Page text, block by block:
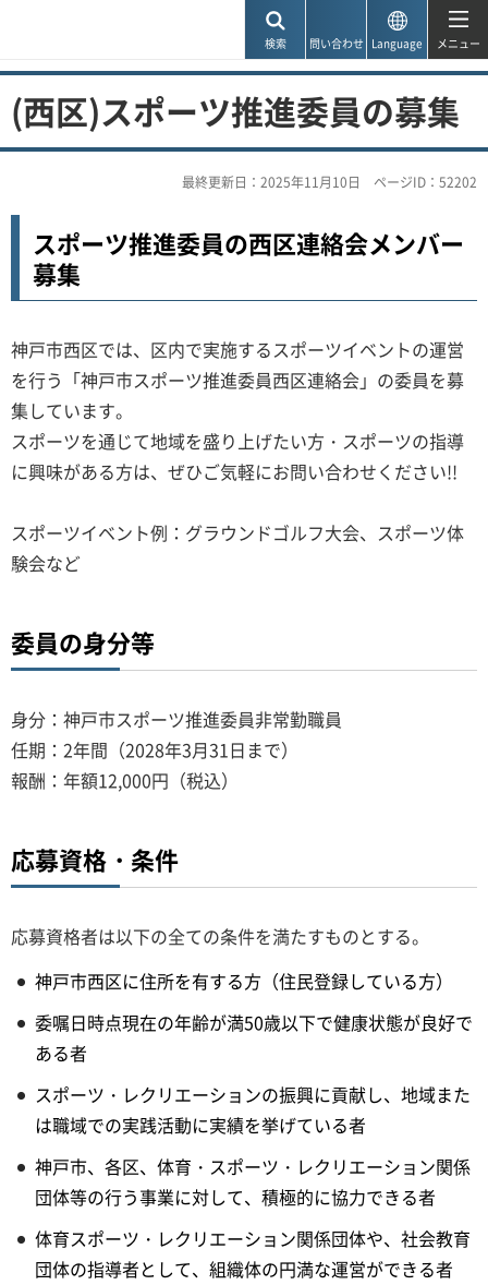
検索 問い合わせ Language メニュー
(西区)スポーツ推進委員の募集
最終更新日：2025年11月10日 ページID：52202
スポーツ推進委員の西区連絡会メンバー
募集
神戸市西区では、区内で実施するスポーツイベントの運営
を行う「神戸市スポーツ推進委員西区連絡会」の委員を募
集しています。
スポーツを通じて地域を盛り上げたい方・スポーツの指導
に興味がある方は、ぜひご気軽にお問い合わせください!!
スポーツイベント例：グラウンドゴルフ大会、スポーツ体
験会など
委員の身分等
身分：神戸市スポーツ推進委員非常勤職員
任期：2年間（2028年3月31日まで）
報酬：年額12,000円（税込）
応募資格・条件
応募資格者は以下の全ての条件を満たすものとする。
神戸市西区に住所を有する方（住民登録している方）
委嘱日時点現在の年齢が満50歳以下で健康状態が良好で
ある者
スポーツ・レクリエーションの振興に貢献し、地域また
は職域での実践活動に実績を挙げている者
神戸市、各区、体育・スポーツ・レクリエーション関係
団体等の行う事業に対して、積極的に協力できる者
体育スポーツ・レクリエーション関係団体や、社会教育
団体の指導者として、組織体の円満な運営ができる者